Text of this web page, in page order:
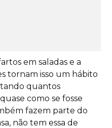
em saladas e a
tornam isso um hábito
quantos
como se fosse
fazem parte do
não tem essa de